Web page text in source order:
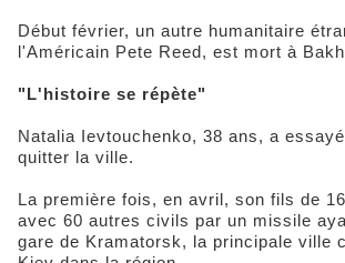
Début février, un autre humanitaire
l'Américain Pete Reed, est mort à
"L'histoire se répète"
Natalia Ievtouchenko, 38 ans, a
quitter la ville.
La première fois, en avril, son fils de
avec 60 autres civils par un missile
gare de Kramatorsk, la principale ville